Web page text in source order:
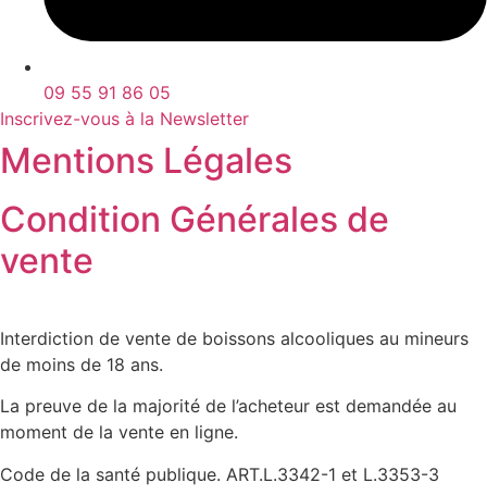
09 55 91 86 05
Inscrivez-vous à la Newsletter
Mentions Légales
Condition Générales de
vente
Interdiction de vente de boissons alcooliques au mineurs
de moins de 18 ans.
La preuve de la majorité de l’acheteur est demandée au
moment de la vente en ligne.
Code de la santé publique. ART.L.3342-1 et L.3353-3